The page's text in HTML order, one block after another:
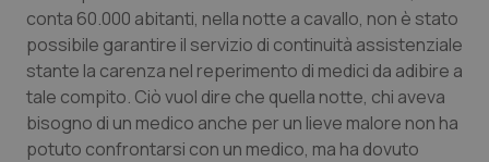
Calabria
Campania
Emilia-Romagna
Asma & BPCO
Car-T
Colesterolo & coronaropatie
conta 60.000 abitanti, nella notte a cavallo, non è stato
possibile garantire il servizio di continuità assistenziale
stante la carenza nel reperimento di medici da adibire a
tale compito. Ciò vuol dire che quella notte, chi aveva
bisogno di un medico anche per un lieve malore non ha
potuto confrontarsi con un medico, ma ha dovuto